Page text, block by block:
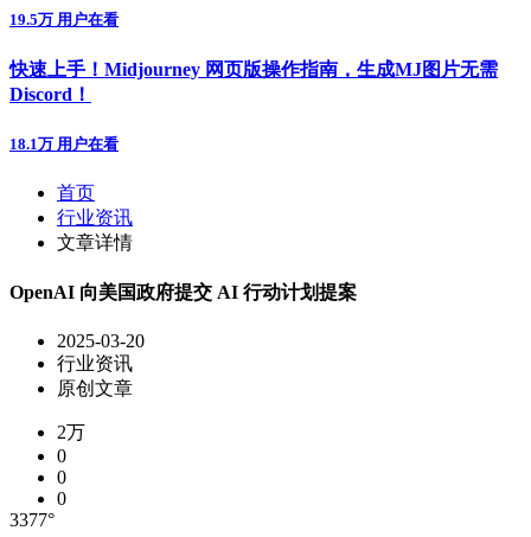
19.5万 用户在看
快速上手！Midjourney 网页版操作指南，生成MJ图片无需
Discord！
18.1万 用户在看
首页
行业资讯
文章详情
OpenAI 向美国政府提交 AI 行动计划提案
2025-03-20
行业资讯
原创文章
2万
0
0
0
3377°